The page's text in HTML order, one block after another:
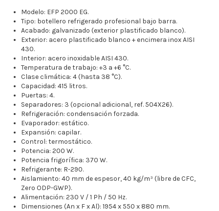
Modelo: EFP 2000 EG.
Tipo: botellero refrigerado profesional bajo barra.
Acabado: galvanizado (exterior plastificado blanco).
Exterior: acero plastificado blanco + encimera inox AISI
430.
Interior: acero inoxidable AISI 430.
Temperatura de trabajo: +3 a +6 °C.
Clase climática: 4 (hasta 38 °C).
Capacidad: 415 litros.
Puertas: 4.
Separadores: 3 (opcional adicional, ref. 504X26).
Refrigeración: condensación forzada.
Evaporador: estático.
Expansión: capilar.
Control: termostático.
Potencia: 200 W.
Potencia frigorífica: 370 W.
Refrigerante: R-290.
Aislamiento: 40 mm de espesor, 40 kg/m³ (libre de CFC,
Zero ODP-GWP).
Alimentación: 230 V / 1 Ph / 50 Hz.
Dimensiones (An x F x Al): 1954 x 550 x 880 mm.